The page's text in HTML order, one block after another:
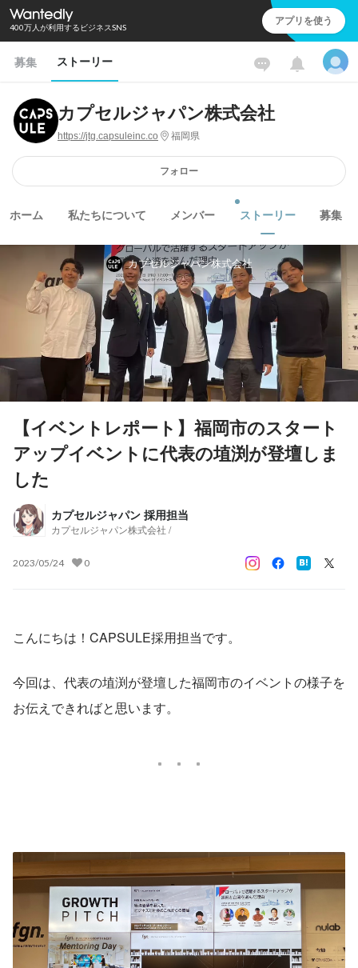
400万人が利用するビジネスSNS アプリを使う
募集 ストーリー
カプセルジャパン株式会社
https://jtg.capsuleinc.co 福岡県
フォロー
ホーム 私たちについて メンバー ストーリー 募集
カプセルジャパン株式会社
【イベントレポート】福岡市のスタート
アップイベントに代表の埴渕が登壇しま
した
カプセルジャパン 採用担当
カプセルジャパン株式会社 /
2023/05/24 0
こんにちは！CAPSULE採用担当です。
今回は、代表の埴渕が登壇した福岡市のイベントの様子を
お伝えできればと思います。